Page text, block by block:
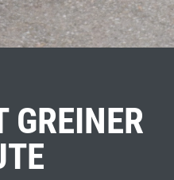
GREINER